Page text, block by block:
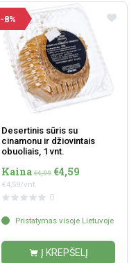
-8%
Desertinis sūris su
cinamonu ir džiovintais
obuoliais, 1 vnt.
Kaina €4,99 €4,59
€4,59/vnt.
0
Pristatymas visoje Lietuvoje
Į KREPŠELĮ